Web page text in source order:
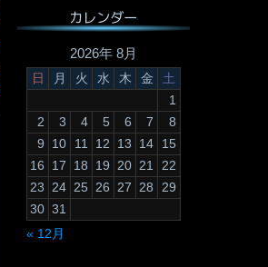
カレンダー
2026年 8月
日 月 火 水 木 金 土
« 12月
1
2
3 4 5 6 7
8
9
10 11 12 13 14
15
16
17 18 19 20 21
22
23
24 25 26 27 28
29
30 31